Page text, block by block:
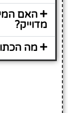
האם
מדוייק?
מה